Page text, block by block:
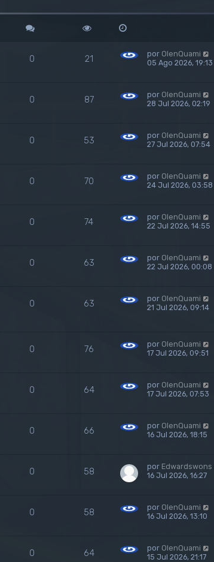
i
e
n
e
0 21 por OlenQuami
05 Ago 2026, 19:13
0 87 por OlenQuami
28 Jul 2026, 02:19
0 53 por OlenQuami
27 Jul 2026, 07:54
0 70 por OlenQuami
24 Jul 2026, 03:58
0 74 por OlenQuami
22 Jul 2026, 14:55
0 63 por OlenQuami
22 Jul 2026, 00:08
0 63 por OlenQuami
21 Jul 2026, 09:14
0 76 por OlenQuami
17 Jul 2026, 09:51
0 64 por OlenQuami
17 Jul 2026, 07:53
0 66 por OlenQuami
16 Jul 2026, 18:15
0 58 por Edwardswons
16 Jul 2026, 16:27
0 58 por OlenQuami
16 Jul 2026, 13:10
0 64 por OlenQuami
15 Jul 2026, 21:17